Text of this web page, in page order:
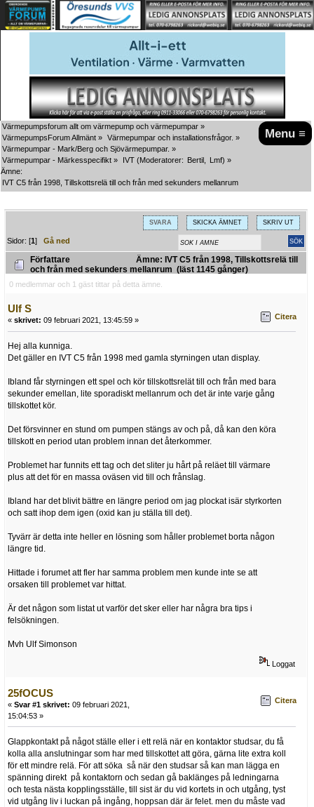
Menu ≡
Värmepumpsforum allt om värmepump och värmepumpar »
VärmepumpsForum Allmänt » Värmepumpar och installationsfrågor. »
Värmepumpar - Mark/Berg och Sjövärmepumpar. »
Värmepumpar - Märkesspecifikt » IVT (Moderatorer: Bertil Lmf) »
Ämne:
IVT C5 från 1998, Tillskottsrelä till och från med sekunders mellanrum
SVARA SKICKA ÄMNET SKRIV UT
Sidor: [1]Gå ned
Författare
Ämne: IVT C5 från 1998, Tillskottsrelä till
och från med sekunders mellanrum (läst 1145 gånger)
0 medlemmar och 1 gäst tittar på detta ämne.
Ulf S
« skrivet: 09 februari 2021, 13:45:59 » Citera
Hej alla kunniga.
Det gäller en IVT C5 från 1998 med gamla styrningen utan display.
Ibland får styrningen ett spel och kör tillskottsrelät till och från med bara
sekunder emellan, lite sporadiskt mellanrum och det är inte varje gång
tillskottet kör.
Det försvinner en stund om pumpen stängs av och på, då kan den köra
tillskott en period utan problem innan det återkommer.
Problemet har funnits ett tag och det sliter ju hårt på reläet till värmare
plus att det för en massa oväsen vid till och frånslag.
Ibland har det blivit bättre en längre period om jag plockat isär styrkorten
och satt ihop dem igen (oxid kan ju ställa till det).
Tyvärr är detta inte heller en lösning som håller problemet borta någon
längre tid.
Hittade i forumet att fler har samma problem men kunde inte se att
orsaken till problemet var hittat.
Är det någon som listat ut varför det sker eller har några bra tips i
felsökningen.
Mvh Ulf Simonson
Loggat
25fOCUS
« Svar #1 skrivet: 09 februari 2021,
15:04:53 »
Citera
Glappkontakt på något ställe eller i ett relä när en kontaktor studsar, du få
kolla alla anslutningar som har med tillskottet att göra, gärna lite extra koll
för ett mindre relä. För att söka så när den studsar så kan man lägga en
spänning direkt på kontaktorn och sedan gå baklänges på ledningarna
och testa nästa kopplingsställe, till sist är du vid kortets in och utgång, tyst
vid utgång liv i luckan på ingång, hoppsan där är felet. men du måste vad